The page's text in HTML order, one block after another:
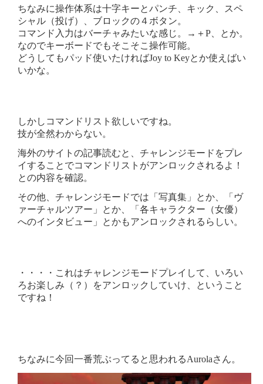
ちなみに操作体系は十字キーとパンチ、キック、スペ
シャル（投げ）、ブロックの４ボタン。
コマンド入力はバーチャみたいな感じ。→＋P、とか。
なのでキーボードでもそこそこ操作可能。
どうしてもパッド使いたければJoy to Keyとか使えばい
いかな。
しかしコマンドリスト欲しいですね。
技が全然わからない。
海外のサイトの記事読むと、チャレンジモードをプレ
イすることでコマンドリストがアンロックされるよ！
との内容を確認。
その他、チャレンジモードでは「写真集」とか、「ヴ
ァーチャルツアー」とか、「各キャラクター（女優）
へのインタビュー」とかもアンロックされるらしい。
・・・・これはチャレンジモードプレイして、いろい
ろお楽しみ（？）をアンロックしていけ、ということ
ですね！
ちなみに今回一番荒ぶってると思われるAurolaさん。